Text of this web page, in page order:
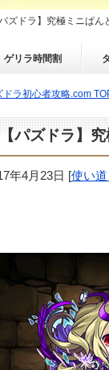
パズドラ】究極ミニぱ
ゲリラ時間割
ドラ初心者攻略.com
【パズドラ】
年4月23日 [使い